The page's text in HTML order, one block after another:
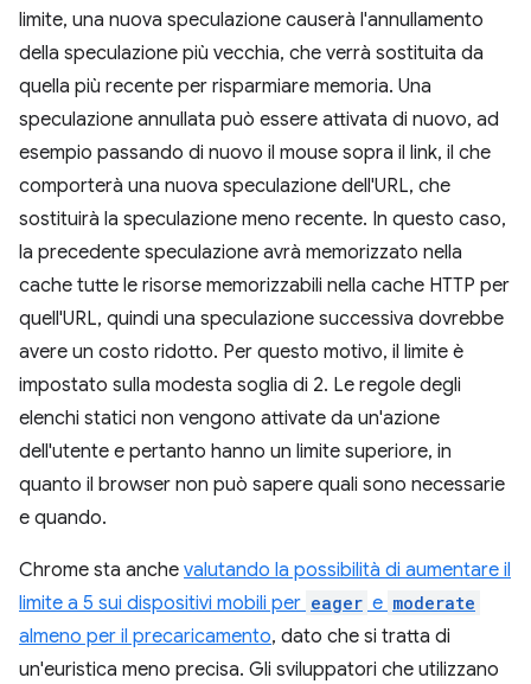
limite, una nuova speculazione causerà l'annullamento
della speculazione più vecchia, che verrà sostituita da
quella più recente per risparmiare memoria. Una
speculazione annullata può essere attivata di nuovo, ad
esempio passando di nuovo il mouse sopra il link, il che
comporterà una nuova speculazione dell'URL, che
sostituirà la speculazione meno recente. In questo caso,
la precedente speculazione avrà memorizzato nella
cache tutte le risorse memorizzabili nella cache HTTP per
quell'URL, quindi una speculazione successiva dovrebbe
avere un costo ridotto. Per questo motivo, il limite è
impostato sulla modesta soglia di 2. Le regole degli
elenchi statici non vengono attivate da un'azione
dell'utente e pertanto hanno un limite superiore, in
quanto il browser non può sapere quali sono necessarie
e quando.
Chrome sta anche valutando la possibilità di aumentare il
limite a 5 sui dispositivi mobili per eager e moderate
almeno per il precaricamento, dato che si tratta di
un'euristica meno precisa. Gli sviluppatori che utilizzano